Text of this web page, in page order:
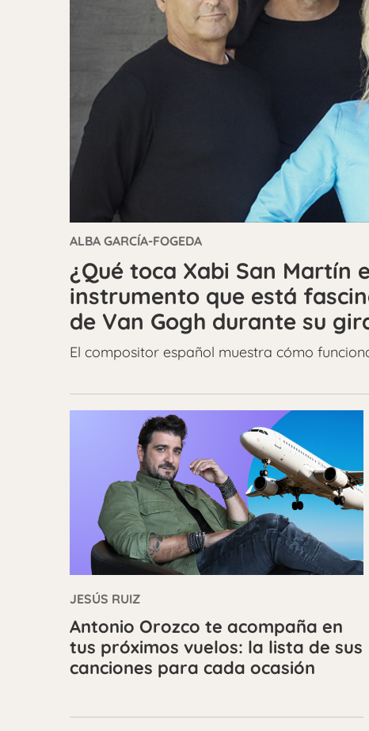
ALBA GARCÍA-FOGEDA
¿Qué toca Xabi San Martín
instrumento que está
de Van Gogh durante su
El compositor español muestra cómo
JESÚS RUIZ
Antonio Orozco te acompaña en
tus próximos vuelos: la lista de sus
canciones para cada ocasión